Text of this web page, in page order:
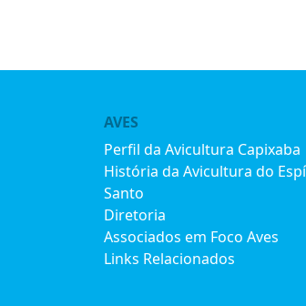
AVES
Perfil da Avicultura Capixaba
História da Avicultura do
Santo
Diretoria
Associados em Foco Aves
Links Relacionados